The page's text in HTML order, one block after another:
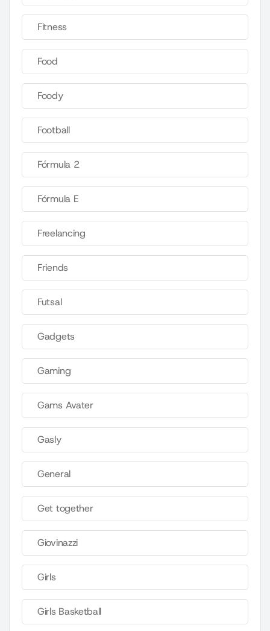
Fitness
Food
Foody
Football
Fórmula 2
Fórmula E
Freelancing
Friends
Futsal
Gadgets
Gaming
Gams Avater
Gasly
General
Get together
Giovinazzi
Girls
Girls Basketball